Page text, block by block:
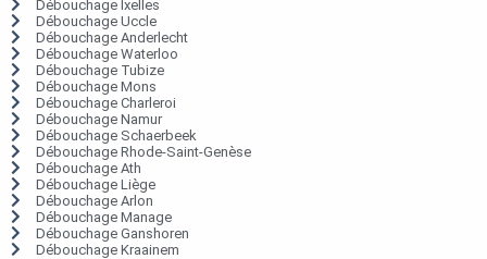
Débouchage Ixelles
Débouchage Uccle
Débouchage Anderlecht
Débouchage Waterloo
Débouchage Tubize
Débouchage Mons
Débouchage Charleroi
Débouchage Namur
Débouchage Schaerbeek
Débouchage Rhode-Saint-Genèse
Débouchage Ath
Débouchage Liège
Débouchage Arlon
Débouchage Manage
Débouchage Ganshoren
Débouchage Kraainem